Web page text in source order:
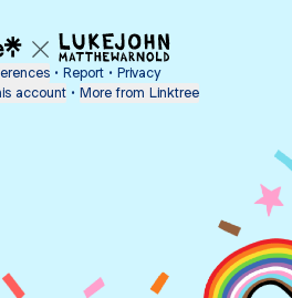
• Report • Privacy
account • More from Linktree